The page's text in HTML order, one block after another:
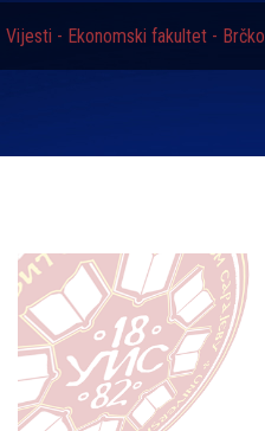
Vijesti - Ekonomski fakultet - Brčko